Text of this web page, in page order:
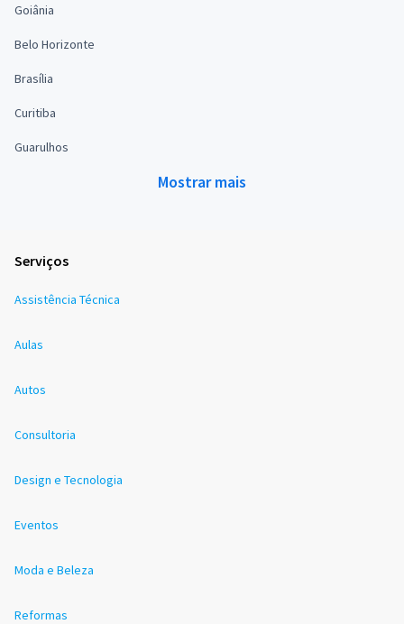
Goiânia
Belo Horizonte
Brasília
Curitiba
Guarulhos
Mostrar mais
Serviços
Assistência Técnica
Aulas
Autos
Consultoria
Design e Tecnologia
Eventos
Moda e Beleza
Reformas